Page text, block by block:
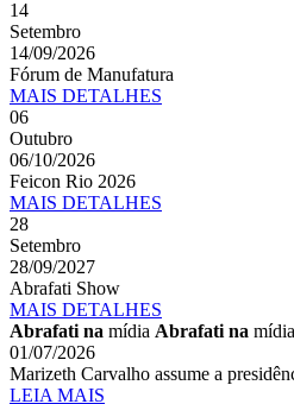
14
Setembro
14/09/2026
Fórum de Manufatura
MAIS DETALHES
06
Outubro
06/10/2026
Feicon Rio 2026
MAIS DETALHES
28
Setembro
28/09/2027
Abrafati Show
MAIS DETALHES
Abrafati na mídia Abrafati na mídia
01/07/2026
Marizeth Carvalho assume a
LEIA MAIS